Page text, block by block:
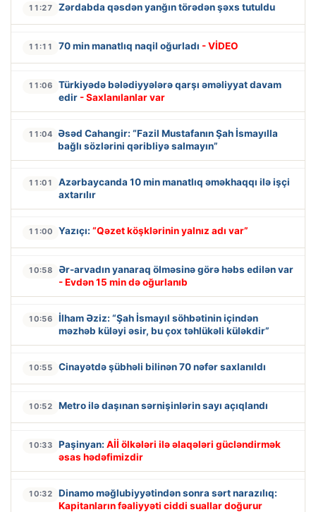
11:27 Zərdabda qəsdən yanğın törədən şəxs tutuldu
11:11 70 min manatlıq naqil oğurladı - VİDEO
11:06
Türkiyədə bələdiyyələrə qarşı əməliyyat davam
edir - Saxlanılanlar var
11:04
Əsəd Cahangir: “Fazil Mustafanın Şah İsmayılla
bağlı sözlərini qəribliyə salmayın”
11:01
Azərbaycanda 10 min manatlıq əməkhaqqı ilə işçi
axtarılır
11:00 Yazıçı: “Qəzet köşklərinin yalnız adı var”
10:58
Ər-arvadın yanaraq ölməsinə görə həbs edilən var
- Evdən 15 min də oğurlanıb
10:56
İlham Əziz: “Şah İsmayıl söhbətinin içindən
məzhəb küləyi əsir, bu çox təhlükəli küləkdir”
10:55 Cinayətdə şübhəli bilinən 70 nəfər saxlanıldı
10:52 Metro ilə daşınan sərnişinlərin sayı açıqlandı
10:33 Paşinyan: Aİİ ölkələri ilə əlaqələri gücləndirmək
əsas hədəfimizdir
10:32
Dinamo məğlubiyyətindən sonra sərt narazılıq:
Kapitanların fəaliyyəti ciddi suallar doğurur